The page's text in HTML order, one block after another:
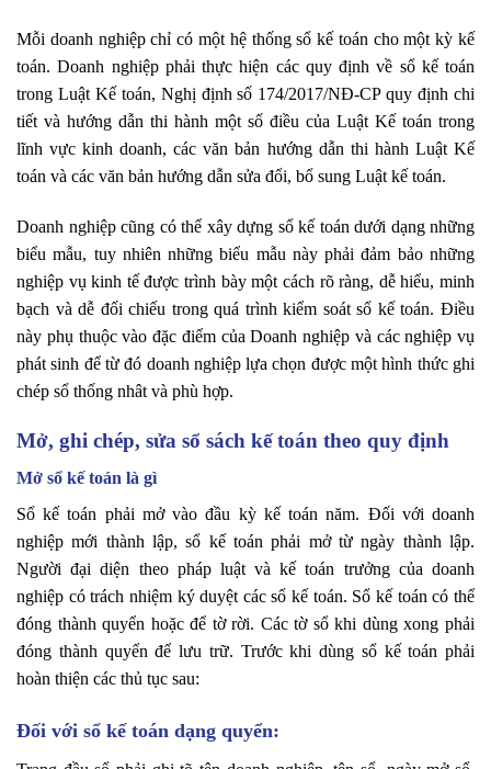
Mỗi doanh nghiệp chỉ có một hệ thống sổ kế toán cho một kỳ kế
toán. Doanh nghiệp phải thực hiện các quy định về sổ kế toán
trong Luật Kế toán, Nghị định số 174/2017/NĐ-CP quy định chi
tiết và hướng dẫn thi hành một số điều của Luật Kế toán trong
lĩnh vực kinh doanh, các văn bản hướng dẫn thi hành Luật Kế
toán và các văn bản hướng dẫn sửa đổi, bổ sung Luật kế toán.
Doanh nghiệp cũng có thể xây dựng sổ kế toán dưới dạng những
biểu mẫu, tuy nhiên những biểu mẫu này phải đảm bảo những
nghiệp vụ kinh tế được trình bày một cách rõ ràng, dễ hiểu, minh
bạch và dễ đối chiếu trong quá trình kiểm soát sổ kế toán. Điều
này phụ thuộc vào đặc điểm của Doanh nghiệp và các nghiệp vụ
phát sinh để từ đó doanh nghiệp lựa chọn được một hình thức ghi
chép sổ thống nhât và phù hợp.
Mở, ghi chép, sửa sổ sách kế toán theo quy định
Mở sổ kế toán là gì
Sổ kế toán phải mở vào đầu kỳ kế toán năm. Đối với doanh
nghiệp mới thành lập, sổ kế toán phải mở từ ngày thành lập.
Người đại diện theo pháp luật và kế toán trưởng của doanh
nghiệp có trách nhiệm ký duyệt các sổ kế toán. Sổ kế toán có thể
đóng thành quyển hoặc để tờ rời. Các tờ sổ khi dùng xong phải
đóng thành quyển để lưu trữ. Trước khi dùng sổ kế toán phải
hoàn thiện các thủ tục sau:
Đối với sổ kế toán dạng quyển: